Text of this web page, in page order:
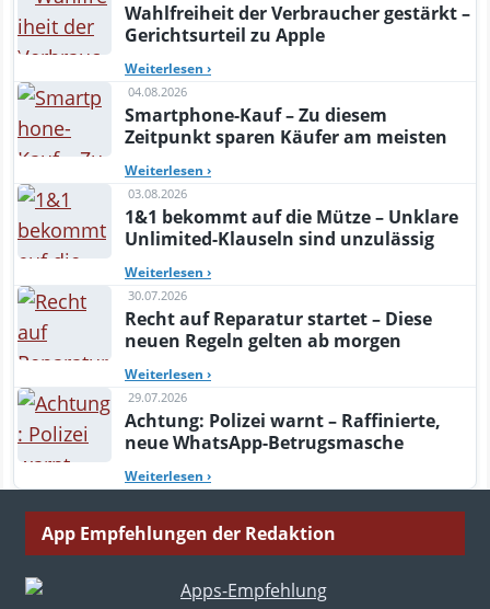
Wahlfreiheit der Verbraucher gestärkt –
Gerichtsurteil zu Apple
Weiterlesen ›
04.08.2026
Smartphone-Kauf – Zu diesem
Zeitpunkt sparen Käufer am meisten
Weiterlesen ›
03.08.2026
1&1 bekommt auf die Mütze – Unklare
Unlimited-Klauseln sind unzulässig
Weiterlesen ›
30.07.2026
Recht auf Reparatur startet – Diese
neuen Regeln gelten ab morgen
Weiterlesen ›
29.07.2026
Achtung: Polizei warnt – Raffinierte,
neue WhatsApp-Betrugsmasche
Weiterlesen ›
App Empfehlungen der Redaktion